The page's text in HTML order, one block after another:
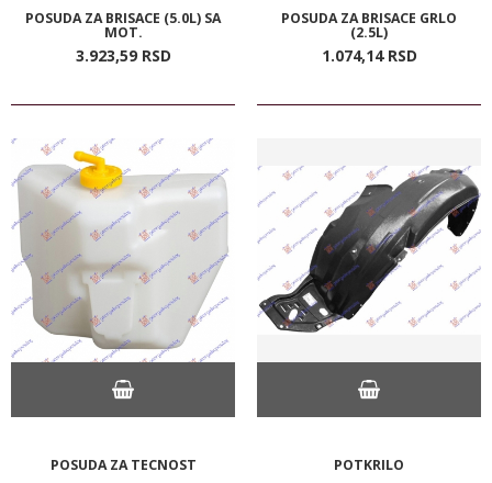
POSUDA ZA BRISACE (5.0L) SA
MOT.
3.923,59 RSD
POSUDA ZA BRISACE GRLO
(2.5L)
1.074,14 RSD
POSUDA ZA TECNOST POTKRILO